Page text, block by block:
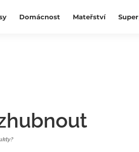
Domácnost Mateřství